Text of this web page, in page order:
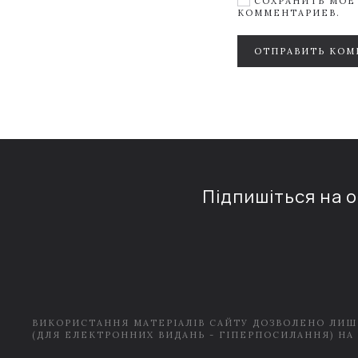
КОММЕНТАРИЕВ.
ОТПРАВИТЬ
Підпишіться на
ВИКОРИСТАННЯ МАТЕРІАЛІВ САЙТУ ДОЗВОЛЕНО
(ДЛЯ ЕЛЕКТРОННИХ ВИДАНЬ - ГІПЕРПОСИЛАННЯ) НА